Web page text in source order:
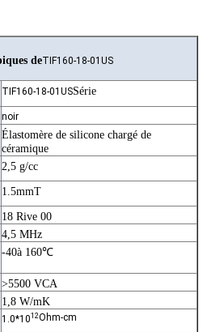
deTIF160-18-01US
TIF160-18-01USSérie
noir
Élastomère de silicone chargé de
céramique
2,5 g/cc
1.5mmT
18 Rive 00
4,5 MHz
-40à 160℃
>5500 VCA
1,8 W/mK
1.0*1012Ohm-cm